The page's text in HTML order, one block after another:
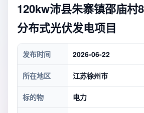
120kw沛县朱寨镇邵庙村
分布式光伏发电项目
发布时间 2026-06-22
所在地区 江苏徐州市
标的物 电力